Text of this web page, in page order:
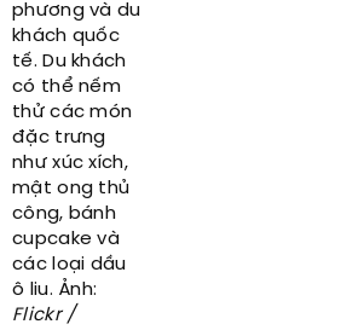
phương và du
khách quốc
tế. Du khách
có thể nếm
thử các món
đặc trưng
như xúc xích,
mật ong thủ
công, bánh
cupcake và
các loại dầu
ô liu. Ảnh:
Flickr /